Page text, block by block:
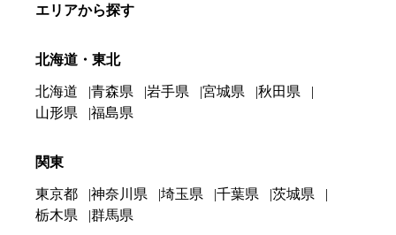
エリアから探す
北海道・東北
北海道 青森県 岩手県 宮城県
秋田県
山形県
福島県
関東
東京都 神奈川県 埼玉県 千葉県
茨城県
栃木県
群馬県